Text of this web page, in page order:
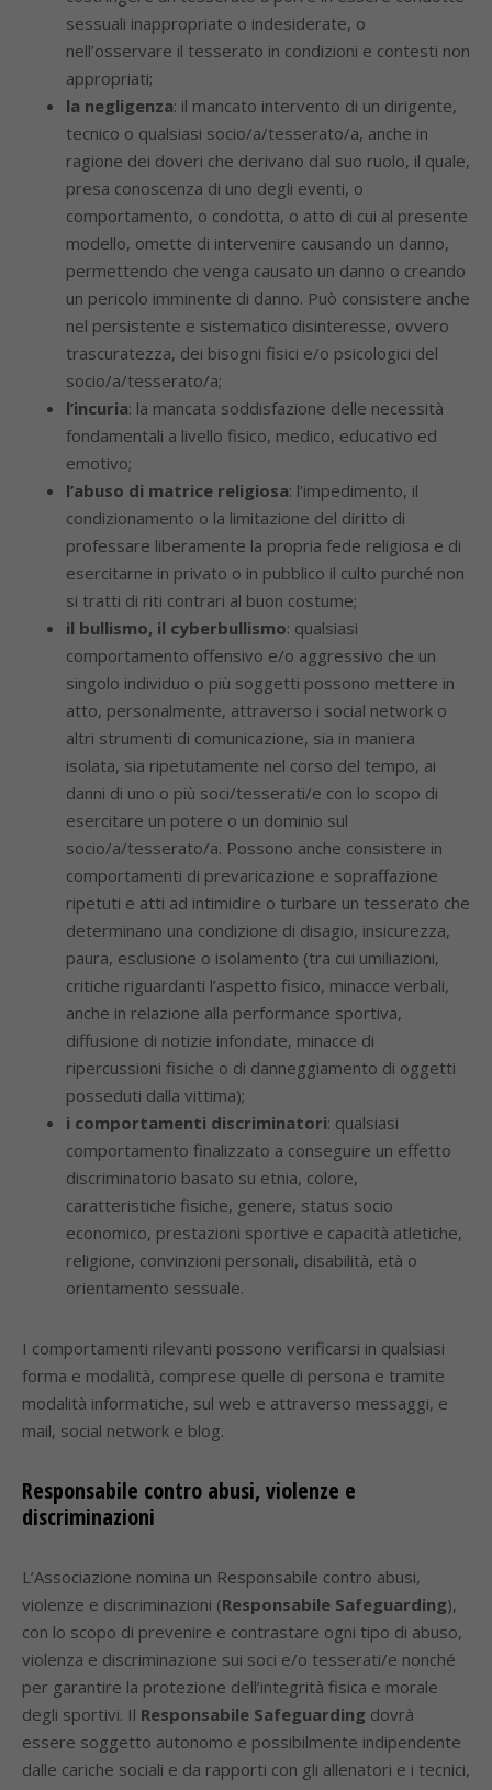
sessuali inappropriate o indesiderate, o
nell’osservare il tesserato in condizioni e contesti non
appropriati;
la negligenza: il mancato intervento di un dirigente,
tecnico o qualsiasi socio/a/tesserato/a, anche in
ragione dei doveri che derivano dal suo ruolo, il quale,
presa conoscenza di uno degli eventi, o
comportamento, o condotta, o atto di cui al presente
modello, omette di intervenire causando un danno,
permettendo che venga causato un danno o creando
un pericolo imminente di danno. Può consistere anche
nel persistente e sistematico disinteresse, ovvero
trascuratezza, dei bisogni fisici e/o psicologici del
socio/a/tesserato/a;
l’incuria: la mancata soddisfazione delle necessità
fondamentali a livello fisico, medico, educativo ed
emotivo;
l’abuso di matrice religiosa: l’impedimento, il
condizionamento o la limitazione del diritto di
professare liberamente la propria fede religiosa e di
esercitarne in privato o in pubblico il culto purché non
si tratti di riti contrari al buon costume;
il bullismo, il cyberbullismo: qualsiasi
comportamento offensivo e/o aggressivo che un
singolo individuo o più soggetti possono mettere in
atto, personalmente, attraverso i social network o
altri strumenti di comunicazione, sia in maniera
isolata, sia ripetutamente nel corso del tempo, ai
danni di uno o più soci/tesserati/e con lo scopo di
esercitare un potere o un dominio sul
socio/a/tesserato/a. Possono anche consistere in
comportamenti di prevaricazione e sopraffazione
ripetuti e atti ad intimidire o turbare un tesserato che
determinano una condizione di disagio, insicurezza,
paura, esclusione o isolamento (tra cui umiliazioni,
critiche riguardanti l’aspetto fisico, minacce verbali,
anche in relazione alla performance sportiva,
diffusione di notizie infondate, minacce di
ripercussioni fisiche o di danneggiamento di oggetti
posseduti dalla vittima);
i comportamenti discriminatori: qualsiasi
comportamento finalizzato a conseguire un effetto
discriminatorio basato su etnia, colore,
caratteristiche fisiche, genere, status socio
economico, prestazioni sportive e capacità atletiche,
religione, convinzioni personali, disabilità, età o
orientamento sessuale.
I comportamenti rilevanti possono verificarsi in qualsiasi
forma e modalità, comprese quelle di persona e tramite
modalità informatiche, sul web e attraverso messaggi, e
mail, social network e blog.
Responsabile contro abusi, violenze e
discriminazioni
L’Associazione nomina un Responsabile contro abusi,
violenze e discriminazioni (Responsabile Safeguarding),
con lo scopo di prevenire e contrastare ogni tipo di abuso,
violenza e discriminazione sui soci e/o tesserati/e nonché
per garantire la protezione dell’integrità fisica e morale
degli sportivi. Il Responsabile Safeguarding dovrà
essere soggetto autonomo e possibilmente indipendente
dalle cariche sociali e da rapporti con gli allenatori e i tecnici,